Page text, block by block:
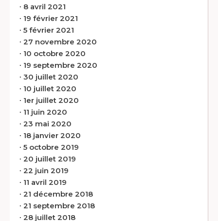
∙ 8 avril 2021
∙ 19 février 2021
∙ 5 février 2021
∙ 27 novembre 2020
∙ 10 octobre 2020
∙ 19 septembre 2020
∙ 30 juillet 2020
∙ 10 juillet 2020
∙ 1er juillet 2020
∙ 11 juin 2020
∙ 23 mai 2020
∙ 18 janvier 2020
∙ 5 octobre 2019
∙ 20 juillet 2019
∙ 22 juin 2019
∙ 11 avril 2019
∙ 21 décembre 2018
∙ 21 septembre 2018
∙ 28 juillet 2018